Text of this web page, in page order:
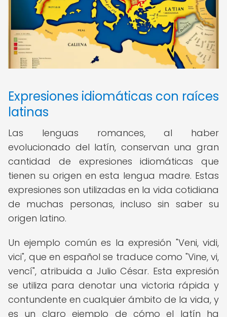
Expresiones idiomáticas con raíces
latinas
Las lenguas romances, al haber
evolucionado del latín, conservan una gran
cantidad de expresiones idiomáticas que
tienen su origen en esta lengua madre. Estas
expresiones son utilizadas en la vida cotidiana
de muchas personas, incluso sin saber su
origen latino.
Un ejemplo común es la expresión "Veni, vidi,
vici", que en español se traduce como "Vine, vi,
vencí", atribuida a Julio César. Esta expresión
se utiliza para denotar una victoria rápida y
contundente en cualquier ámbito de la vida, y
es un claro ejemplo de cómo el latín ha